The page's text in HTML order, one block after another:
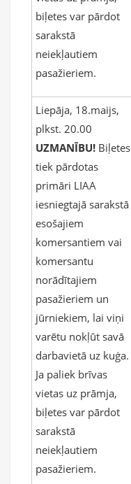
biļetes var pārdot
sarakstā
neiekļautiem
pasažieriem.
Liepāja, 18.maijs,
plkst. 20.00
UZMANĪBU! Biļetes
tiek pārdotas
primāri LIAA
iesniegtajā sarakstā
esošajiem
komersantiem vai
komersantu
norādītajiem
pasažieriem un
jūrniekiem, lai viņi
varētu nokļūt savā
darbavietā uz kuģa.
Ja paliek brīvas
vietas uz prāmja,
biļetes var pārdot
sarakstā
neiekļautiem
pasažieriem.